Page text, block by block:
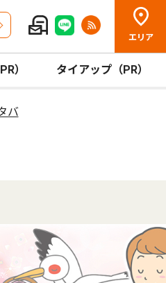
エリア
） タイアップ（PR）
バ